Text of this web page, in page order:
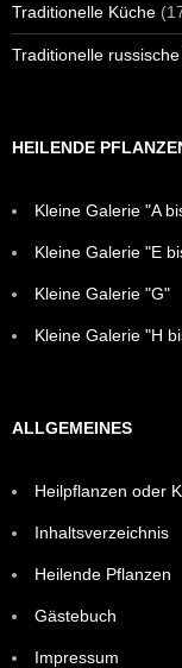
Traditionelle Küche
Traditionelle
HEILENDE
Kleine Galerie "A
Kleine Galerie "E
Kleine Galerie "G"
Kleine Galerie "H
ALLGEMEINES
Heilpflanzen oder
Inhaltsverzeichnis
Heilende Pflanzen
Gästebuch
Impressum